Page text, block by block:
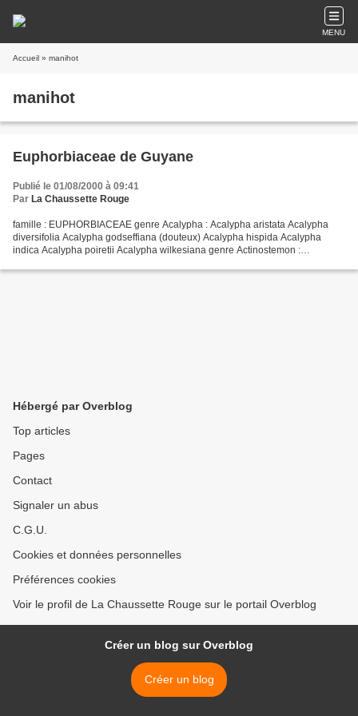
MENU
Accueil » manihot
manihot
Euphorbiaceae de Guyane
Publié le 01/08/2000 à 09:41
Par La Chaussette Rouge
famille : EUPHORBIACEAE genre Acalypha : Acalypha aristata Acalypha
diversifolia Acalypha godseffiana (douteux) Acalypha hispida Acalypha
indica Acalypha poiretii Acalypha wilkesiana genre Actinostemon :
Hébergé par Overblog
Top articles
Pages
Contact
Signaler un abus
C.G.U.
Cookies et données personnelles
Préférences cookies
Voir le profil de La Chaussette Rouge sur le portail Overblog
Créer un blog sur Overblog
Créer un blog